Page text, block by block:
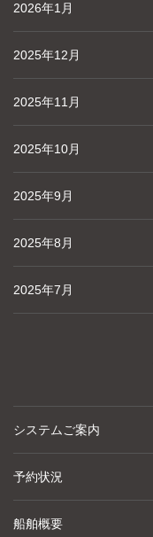
2026年1月
2025年12月
2025年11月
2025年10月
2025年9月
2025年8月
2025年7月
システムご案内
予約状況
船舶概要